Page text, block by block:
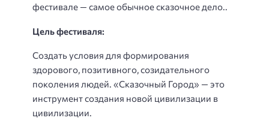
фестивале — самое обычное сказочное дело..
Цель фестиваля:
Создать условия для формирования
здорового, позитивного, созидательного
поколения людей. «Сказочный Город» — это
инструмент создания новой цивилизации в
цивилизации.